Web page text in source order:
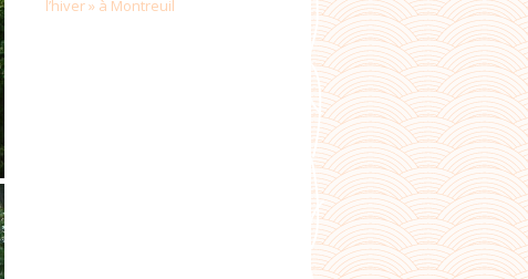
l’hiver » à Montreuil